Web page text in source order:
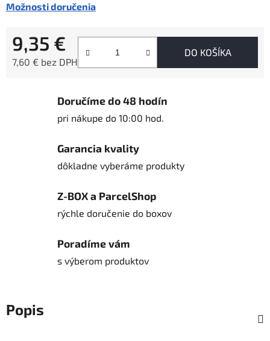
Možnosti doručenia
9,35 €
7,60 € bez DPH
DO KOŠÍKA
Doručíme do 48 hodín
pri nákupe do 10:00 hod.
Garancia kvality
dôkladne vyberáme produkty
Z-BOX a ParcelShop
rýchle doručenie do boxov
Poradíme vám
s výberom produktov
Popis